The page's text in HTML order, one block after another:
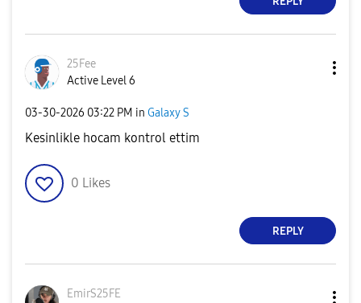
25Fee
Active Level 6
‎03-30-2026 03:22 PM in Galaxy S
Kesinlikle hocam kontrol ettim
0 Likes
REPLY
EmirS25FE